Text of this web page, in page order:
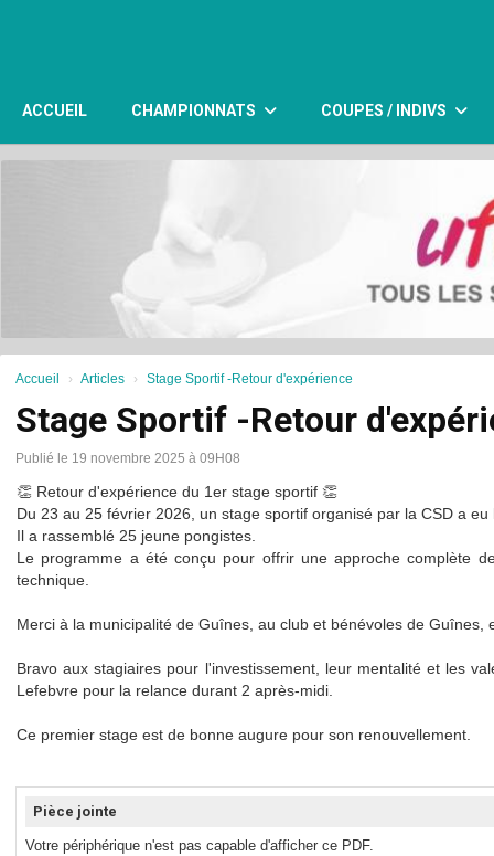
ACCUEIL CHAMPIONNATS COUPES / INDIVS
Accueil Articles Stage Sportif -Retour d'expérience
Stage Sportif -Retour
Publié le 19 novembre 2025 à 09H08
👏 Retour d'expérience du 1er stage sportif 👏
Du 23 au 25 février 2026, un stage sportif organisé par la CSD a
Il a rassemblé 25 jeune pongistes.
Le programme a été conçu pour offrir une approche complète
technique.
Merci à la municipalité de Guînes, au club et bénévoles de Guînes,
Bravo aux stagiaires pour l'investissement, leur mentalité et les
Lefebvre pour la relance durant 2 après-midi.
Ce premier stage est de bonne augure pour son renouvellement.
Pièce jointe
Votre périphérique n'est pas capable d'afficher ce PDF.